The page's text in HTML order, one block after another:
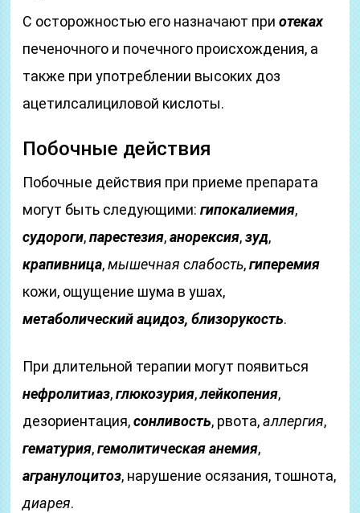
С осторожностью его назначают приотеках
печеночного и почечного происхождения, а
также при употреблении высоких доз
ацетилсалициловой кислоты.
Побочные действия
Побочные действия при приеме препарата
могут быть следующими:гипокалиемия,
судороги,парестезия,анорексия,зуд,
крапивница,мышечная слабость,гиперемия
кожи, ощущение шума в ушах,
метаболический ацидоз, близорукость.
При длительной терапии могут появиться
нефролитиаз,глюкозурия,лейкопения,
дезориентация,сонливость, рвота,аллергия,
гематурия,гемолитическая анемия,
агранулоцитоз, нарушение осязания, тошнота,
диарея.